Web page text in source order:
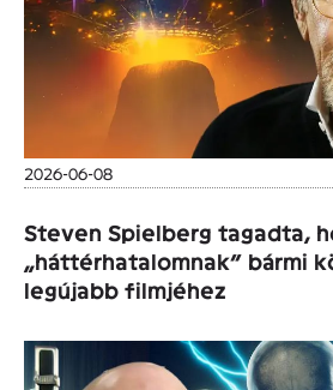
2026-06-08
Steven Spielberg tagadta,
„háttérhatalomnak” bármi
legújabb filmjéhez